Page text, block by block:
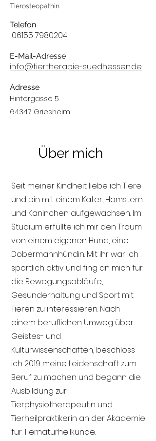
Tierosteopathin
Telefon
06155 7980204
E-Mail-Adresse
info@tiertherapie-suedhessen.de
Adresse
Hintergasse 5
64347 Griesheim
Über mich
Seit meiner Kindheit liebe ich Tiere
und bin mit einem Kater, Hamstern
und Kaninchen aufgewachsen. Im
Studium erfüllte ich mir den Traum
von einem eigenen Hund, eine
Dobermannhündin. Mit ihr war ich
sportlich aktiv und fing an mich für
die Bewegungsabläufe,
Gesunderhaltung und Sport mit
Tieren zu interessieren. Nach
einem beruflichen Umweg über
Geistes- und
Kulturwissenschaften, beschloss
ich 2019 meine Leidenschaft zum
Beruf zu machen und begann die
Ausbildung zur
Tierphysiotherapeutin und
Tierheilpraktikerin an der Akademie
für Tiernaturheilkunde.